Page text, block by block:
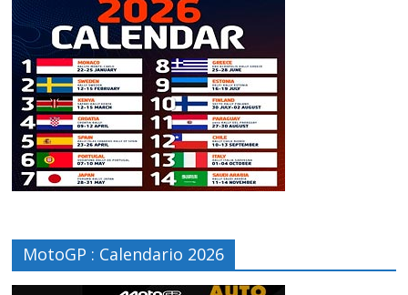
MotoGP : Calendario 2026